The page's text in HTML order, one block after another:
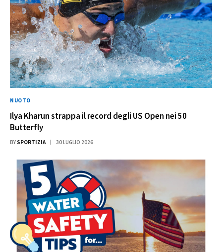
NUOTO
Ilya Kharun strappa il record degli US Open nei 50
Butterfly
BY SPORTIZIA 30 LUGLIO 2026